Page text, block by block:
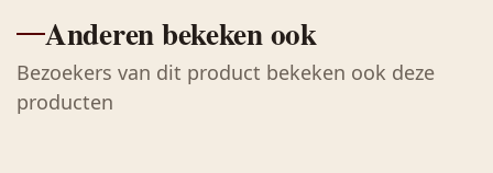
Anderen bekeken ook
Bezoekers van dit product bekeken ook deze
producten